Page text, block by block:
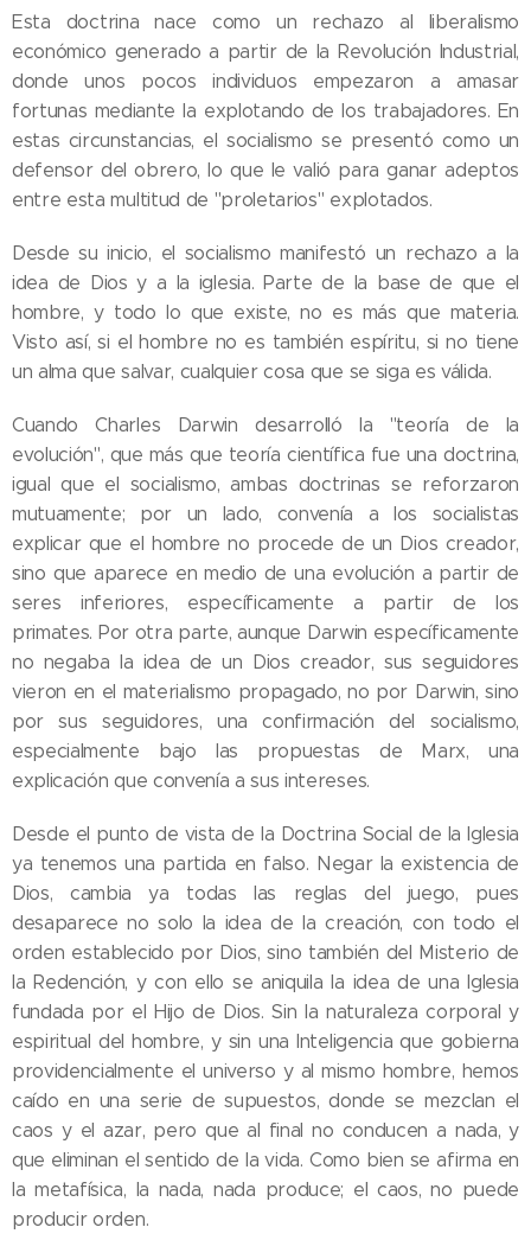
Esta doctrina nace como un rechazo al liberalismo
económico generado a partir de la Revolución Industrial,
donde unos pocos individuos empezaron a amasar
fortunas mediante la explotando de los trabajadores. En
estas circunstancias, el socialismo se presentó como un
defensor del obrero, lo que le valió para ganar adeptos
entre esta multitud de "proletarios" explotados.
Desde su inicio, el socialismo manifestó un rechazo a la
idea de Dios y a la iglesia. Parte de la base de que el
hombre, y todo lo que existe, no es más que materia.
Visto así, si el hombre no es también espíritu, si no tiene
un alma que salvar, cualquier cosa que se siga es válida.
Cuando Charles Darwin desarrolló la "teoría de la
evolución", que más que teoría científica fue una doctrina,
igual que el socialismo, ambas doctrinas se reforzaron
mutuamente; por un lado, convenía a los socialistas
explicar que el hombre no procede de un Dios creador,
sino que aparece en medio de una evolución a partir de
seres inferiores, específicamente a partir de los
primates. Por otra parte, aunque Darwin específicamente
no negaba la idea de un Dios creador, sus seguidores
vieron en el materialismo propagado, no por Darwin, sino
por sus seguidores, una confirmación del socialismo,
especialmente bajo las propuestas de Marx, una
explicación que convenía a sus intereses.
Desde el punto de vista de la Doctrina Social de la Iglesia
ya tenemos una partida en falso. Negar la existencia de
Dios, cambia ya todas las reglas del juego, pues
desaparece no solo la idea de la creación, con todo el
orden establecido por Dios, sino también del Misterio de
la Redención, y con ello se aniquila la idea de una Iglesia
fundada por el Hijo de Dios. Sin la naturaleza corporal y
espiritual del hombre, y sin una Inteligencia que gobierna
providencialmente el universo y al mismo hombre, hemos
caído en una serie de supuestos, donde se mezclan el
caos y el azar, pero que al final no conducen a nada, y
que eliminan el sentido de la vida. Como bien se afirma en
la metafísica, la nada, nada produce; el caos, no puede
producir orden.